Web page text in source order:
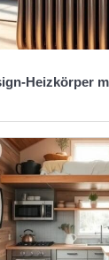
Heizkörper